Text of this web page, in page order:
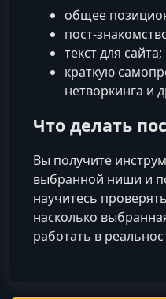
общее
пост-
текст для сайта;
краткую
нетворкинга и
Что делать
Вы получите
выбранной ниши и
научитесь
насколько
работать в